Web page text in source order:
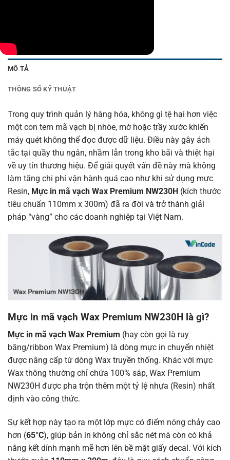
MÔ TẢ
THÔNG SỐ KỸ THUẬT
Trong quy trình quản lý hàng hóa, không gì tệ hại hơn việc
một con tem mã vạch bị nhòe, mờ hoặc trầy xước khiến
máy quét không thể đọc được dữ liệu. Điều này gây ách
tắc tại quầy thu ngân, nhầm lẫn trong kho bãi và thiệt hại
về uy tín thương hiệu. Để giải quyết vấn đề này mà không
làm tăng chi phí vận hành quá cao như khi sử dụng mực
Resin, Mực in mã vạch Wax Premium NW230H (kích thước
tiêu chuẩn 110mm x 300m) đã ra đời và trở thành giải
pháp “vàng” cho các doanh nghiệp tại Việt Nam.
Mực in mã vạch Wax Premium NW230H là gì?
Mực in mã vạch Wax Premium (hay còn gọi là ruy
băng/ribbon Wax Premium) là dòng mực in chuyển nhiệt
được nâng cấp từ dòng Wax truyền thống. Khác với mực
Wax thông thường chỉ chứa 100% sáp, Wax Premium
NW230H được pha trộn thêm một tỷ lệ nhựa (Resin) nhất
định vào công thức.
Sự kết hợp này tạo ra một lớp mực có điểm nóng chảy cao
hơn (65°C), giúp bản in không chỉ sắc nét mà còn có khả
năng kết dính mạnh mẽ hơn lên bề mặt giấy decal. Với kích